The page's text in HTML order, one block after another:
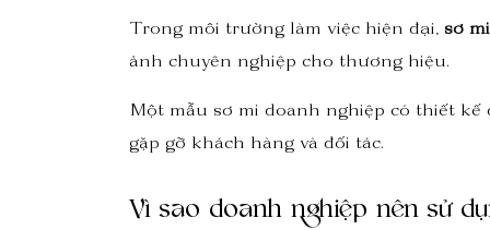
Trong môi trường làm việc hiện đại,sơ
ảnh chuyên nghiệp cho thương hiệu.
Một mẫu sơ mi doanh nghiệp có thiết
gặp gỡ khách hàng và đối tác.
Vì sao doanh nghiệp nên sử